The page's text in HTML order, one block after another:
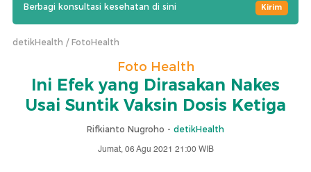
Berbagi konsultasi kesehatan di sini Kirim
detikHealth FotoHealth
Foto Health
Ini Efek yang Dirasakan Nakes
Usai Suntik Vaksin Dosis Ketiga
Rifkianto Nugroho - detikHealth
Jumat, 06 Agu 2021 21:00 WIB